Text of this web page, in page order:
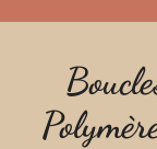
contenu